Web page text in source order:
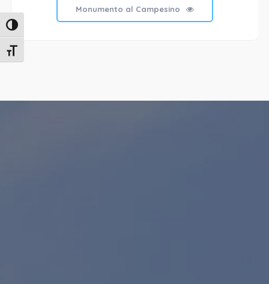
Alternar alto contraste
Alternar tamaño de letra
Monumento al Campesino